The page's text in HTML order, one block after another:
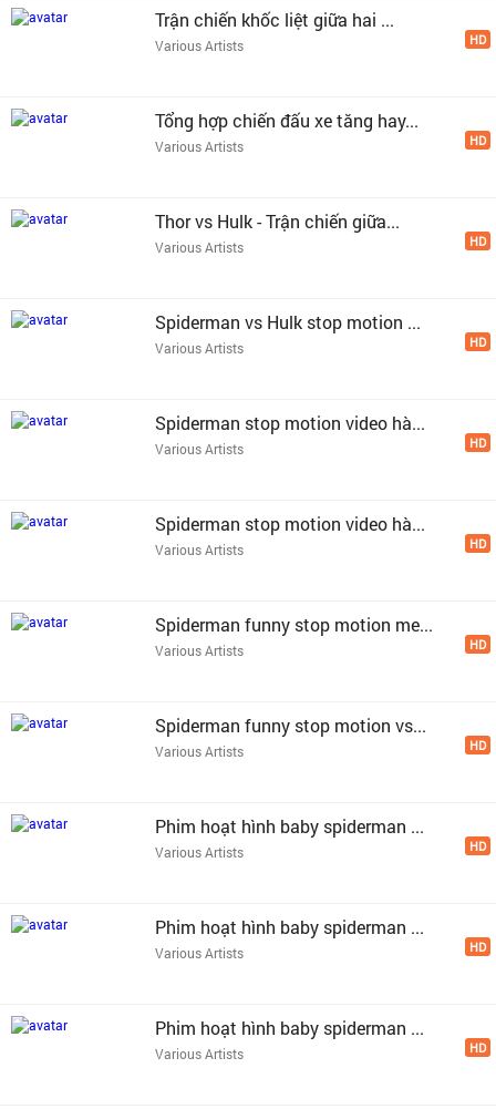
Trận chiến khốc liệt giữa hai ...
Various Artists HD
Tổng hợp chiến đấu xe tăng hay...
Various Artists HD
Thor vs Hulk - Trận chiến giữa...
Various Artists HD
Spiderman vs Hulk stop motion ...
Various Artists HD
Spiderman stop motion video hà...
Various Artists HD
Spiderman stop motion video hà...
Various Artists HD
Spiderman funny stop motion me...
Various Artists HD
Spiderman funny stop motion vs...
Various Artists HD
Phim hoạt hình baby spiderman ...
Various Artists HD
Phim hoạt hình baby spiderman ...
Various Artists HD
Phim hoạt hình baby spiderman ...
Various Artists HD